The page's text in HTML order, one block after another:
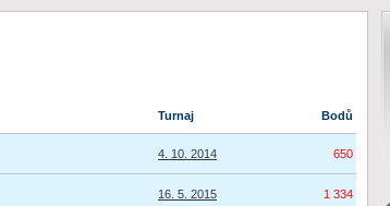
Turnaj Bodů
4. 10. 2014 650
16. 5. 2015 1 334